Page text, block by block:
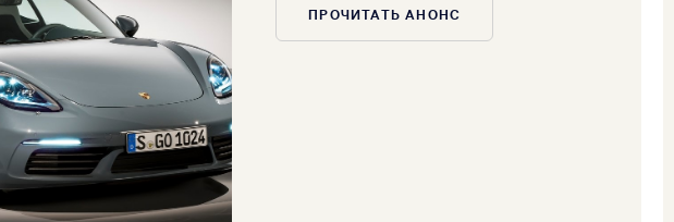
ПРОЧИТАТЬ АНОНС